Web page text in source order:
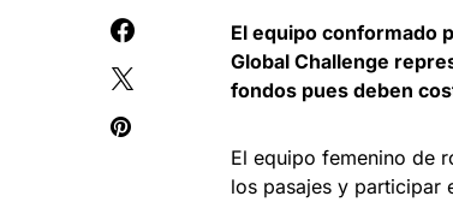
El equipo conformado
Global Challenge
fondos pues deben
El equipo femenino de
los pasajes y participar